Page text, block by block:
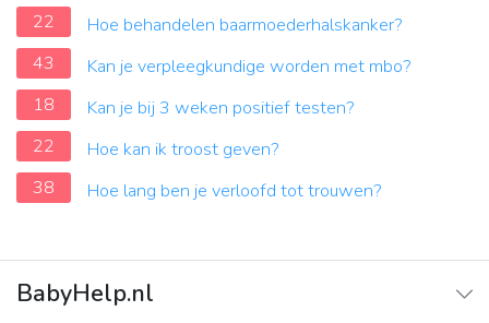
22
Hoe behandelen baarmoederhalskanker?
43
Kan je verpleegkundige worden met mbo?
18
Kan je bij 3 weken positief testen?
22
Hoe kan ik troost geven?
38
Hoe lang ben je verloofd tot trouwen?
BabyHelp.nl